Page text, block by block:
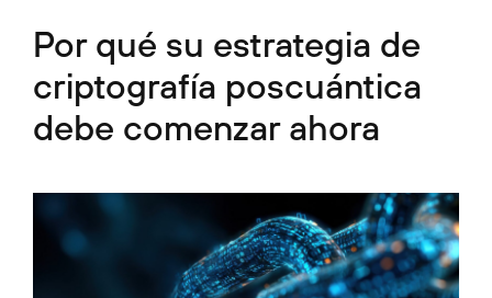
Por qué su estrategia de
criptografía poscuántica
debe comenzar ahora